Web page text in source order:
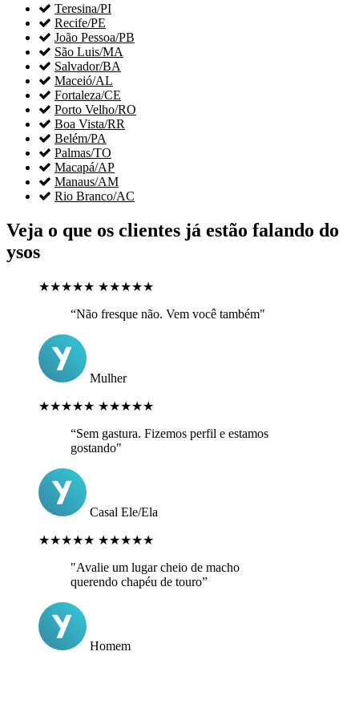
 Teresina/PI
 Recife/PE
 João Pessoa/PB
 São Luis/MA
 Salvador/BA
 Maceió/AL
 Fortaleza/CE
 Porto Velho/RO
 Boa Vista/RR
 Belém/PA
 Palmas/TO
 Macapá/AP
 Manaus/AM
 Rio Branco/AC
Veja o que os clientes já estão falando do
ysos
★★★★★ ★★★★★
“Não fresque não. Vem você também"
Mulher
★★★★★ ★★★★★
“Sem gastura. Fizemos perfil e estamos
gostando"
Casal Ele/Ela
★★★★★ ★★★★★
"Avalie um lugar cheio de macho
querendo chapéu de touro”
Homem